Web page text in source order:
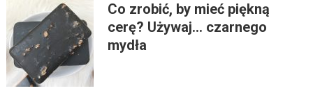
Co zrobić, by mieć piękną
cerę? Używaj… czarnego
mydła